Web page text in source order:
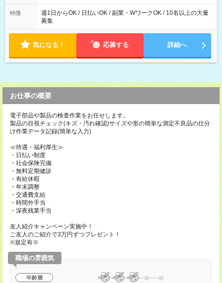
募集は行っておりません。予めご了承くださいませ。
特徴
週1日からOK / 日払いOK / 副業・WワークOK / 10名以上の大量
募集
気になる！ 応募する 詳細へ
お仕事の概要
電子部品や製品の検査作業をお任せします。
製品の目視チェック(キズ・汚れ確認)サイズや形の簡単な測定不良品の仕分
け作業データ記録(簡単な入力)
≪待遇・福利厚生≫
・日払い制度
・社会保険完備
・無料定期健診
・有給休暇
・年末調整
・交通費支給
・時間外手当
・深夜残業手当
友人紹介キャンペーン実施中！
ご友人のご紹介で3万円ずつプレゼント！
※規定有※
職場の雰囲気
年齢層